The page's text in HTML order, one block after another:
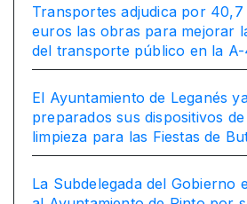
Transportes adjudica por 40,7
euros las obras para mejorar
del transporte público en la
El Ayuntamiento de Leganés
preparados sus dispositivos
limpieza para las Fiestas de
La Subdelegada del Gobierno